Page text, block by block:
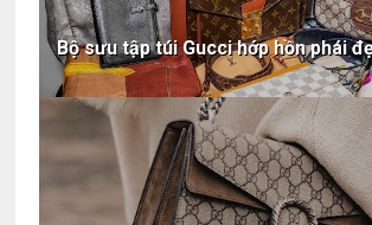
Bộ sưu tập túi Gucci hớp hồn phái